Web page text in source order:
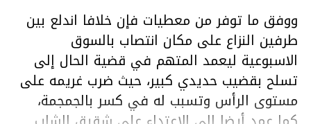
ووفق ما توفر من معطيات فإن خلافا اندلع بين
طرفين النزاع على مكان انتصاب بالسوق
الاسبوعية ليعمد المتهم في قضية الحال إلى
تسلح بقضيب حديدي كبير، حيث ضرب غريمه على
مستوى الرأس وتسبب له في كسر بالجمجمة،